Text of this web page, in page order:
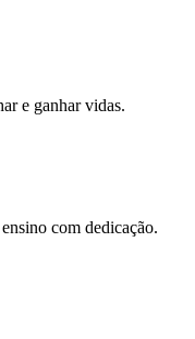
e ganhar vidas.
com dedicação.